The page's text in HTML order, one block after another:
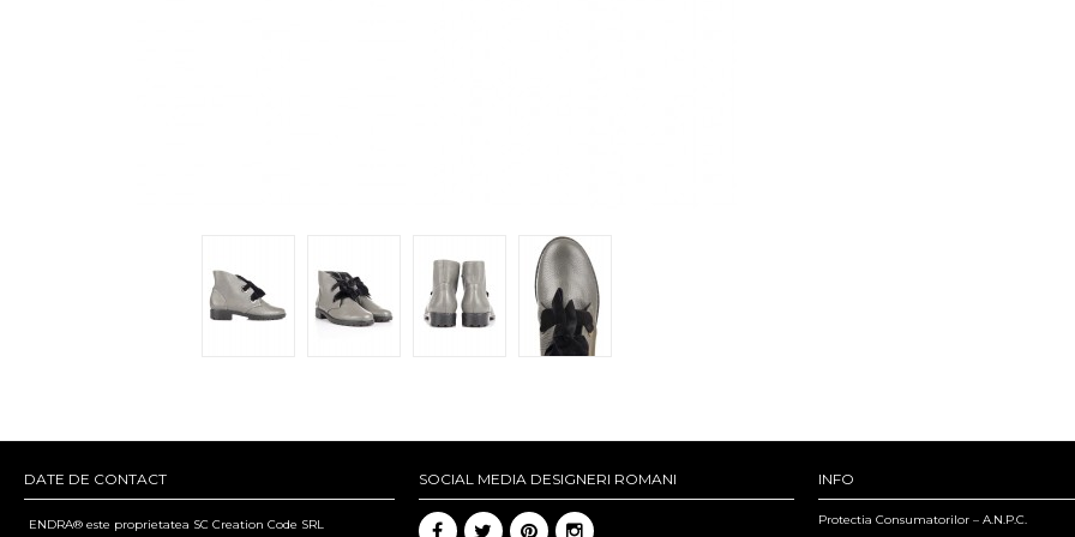
DATE DE CONTACT
ENDRA® este proprietatea SC Creation Code SRL
SOCIAL MEDIA DESIGNERI ROMANI INFO
Protectia Consumatorilor – A.N.P.C.